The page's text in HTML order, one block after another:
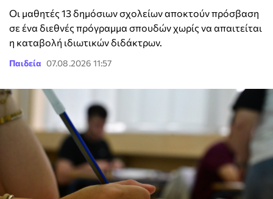
Οι μαθητές 13 δημόσιων σχολείων αποκτούν πρόσβαση
σε ένα διεθνές πρόγραμμα σπουδών χωρίς να απαιτείται
η καταβολή ιδιωτικών διδάκτρων.
Παιδεία 07.08.2026 11:57